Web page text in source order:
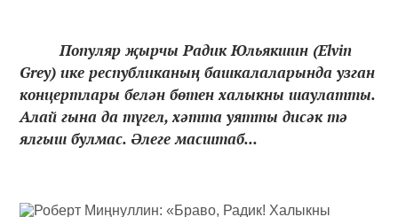
Популяр җырчы Радик Юльякшин (Elvin
Grey) ике республиканың башкалаларында узган
концертлары белән бөтен халыкны шаулатты.
Алай гына да түгел, хәтта уятты дисәк тә
ялгыш булмас. Әлеге масштаб...